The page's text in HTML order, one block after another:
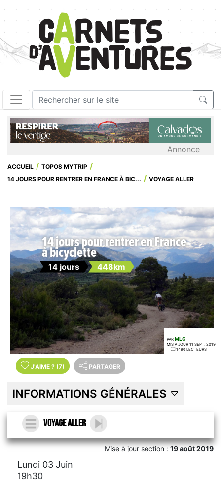
Annonce
ACCUEIL
TOPOS MYTRIP
14 JOURS POUR RENTRER EN FRANCE À BIC...
VOYAGE ALLER
14 jours pour rentrer en France
à bicyclette
14 jours 448km
PAR MLG
MIS À JOUR 11 SEPT. 2019
1490 LECTEURS
J'AIME ? (7) PARTAGER
INFORMATIONS GÉNÉRALES
Voyage aller
Mise à jour section : 19 août 2019
Lundi 03 Juin
19h30